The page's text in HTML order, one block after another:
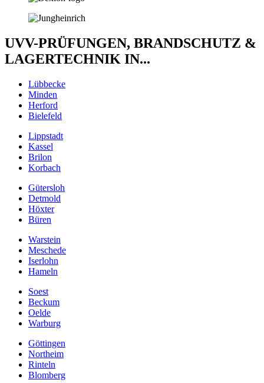
UVV-PRÜFUNGEN, BRANDSCHUTZ &
LAGERTECHNIK IN...
Lübbecke
Minden
Herford
Bielefeld
Lippstadt
Kassel
Brilon
Korbach
Gütersloh
Detmold
Höxter
Büren
Warstein
Meschede
Iserlohn
Hameln
Soest
Beckum
Oelde
Warburg
Göttingen
Northeim
Rinteln
Blomberg